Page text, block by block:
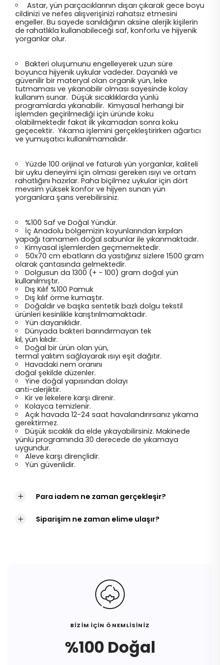
Astar, yün parçacıklarının dışarı çıkarak gece boyu
cildinizi ve nefes alışverişinizi rahatsız etmesini
engeller. Bu sayede sanıldığının aksine alerjik kişilerin
de rahatlıkla kullanabileceği saf, konforlu ve hijyenik
yorganlar olur.
Bakteri oluşumunu engelleyerek uzun süre
boyunca hijyenik uykular vadeder. Dayanıklı ve
güvenilir bir materyal olan organik yün, leke
tutmaması ve yıkanabilir olması sayesinde kolay
kullanım sunar. Düşük sıcaklıklarda yünlü
programlarda yıkanabilir. Kimyasal herhangi bir
işlemden geçirilmediği için üründe koku
olabilmektedir fakat ilk yıkamadan sonra koku
geçecektir. Yıkama işlemini gerçekleştirirken ağartıcı
ve yumuşatıcı kullanılmamalıdır.
Yüzde 100 orijinal ve faturalı yün yorganlar, kaliteli
bir uyku deneyimi için olması gereken ısıyı ve ortam
rahatlığını hazırlar. Paha biçilmez uykular için dört
mevsim yüksek konfor ve hijyen sunan yün
yorganlara şans verebilirsiniz.
%100 Saf ve Doğal Yündür.
İç Anadolu bölgemizin koyunlarından kırpılan
yapağı tamamen doğal sabunlar ile yıkanmaktadır.
Kimyasal işlemlerden geçmemektedir.
50x70 cm ebatların da yastığınız sizlere 1500 gram
olarak çantasında gelmektedir.
Dolgusun da 1300 (+ - 100) gram doğal yün
kullanılmıştır.
Dış Kılıf %100 Pamuk
Dış kılıf örme kumaştır.
Doğaldır ve başka sentetik bazlı dolgu tekstil
ürünleri kesinlikle karıştırılmamaktadır.
Yün dayanıklıdır.
Dünyada bakteri barındırmayan tek
kıl, yün kılıdır.
Doğal bir ürün olan yün,
termal yalıtım sağlayarak ısıyı eşit dağıtır.
Havadaki nem oranını
doğal şekilde düzenler.
Yine doğal yapısından dolayı
anti-alerjiktir.
Kir ve lekelere karşı direnir.
Kolayca temizlenir.
Açık havada 12-24 saat havalandırırsanız yıkama
gerektirmez.
Düşük sıcaklık da elde yıkayabilirsiniz. Makinede
yünlü programında 30 derecede de yıkamaya
uygundur.
Aleve karşı dirençlidir.
Yün güvenlidir.
Para iadem ne zaman gerçekleşir?
Siparişim ne zaman elime ulaşır?
BİZİM İÇİN ÖNEMLİSİNİZ
%100 Doğal